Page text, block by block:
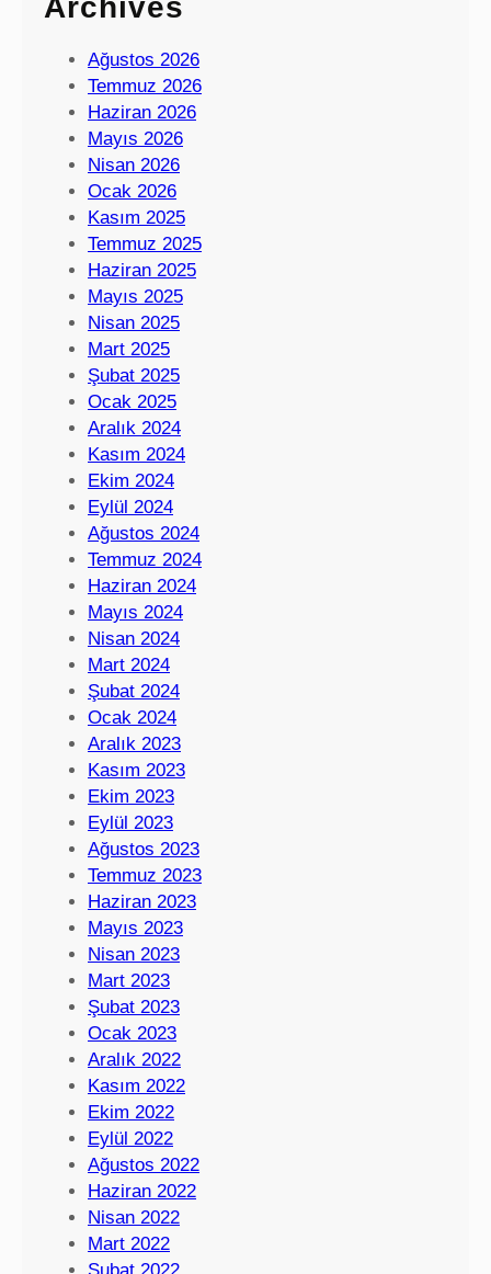
Archives
Ağustos 2026
Temmuz 2026
Haziran 2026
Mayıs 2026
Nisan 2026
Ocak 2026
Kasım 2025
Temmuz 2025
Haziran 2025
Mayıs 2025
Nisan 2025
Mart 2025
Şubat 2025
Ocak 2025
Aralık 2024
Kasım 2024
Ekim 2024
Eylül 2024
Ağustos 2024
Temmuz 2024
Haziran 2024
Mayıs 2024
Nisan 2024
Mart 2024
Şubat 2024
Ocak 2024
Aralık 2023
Kasım 2023
Ekim 2023
Eylül 2023
Ağustos 2023
Temmuz 2023
Haziran 2023
Mayıs 2023
Nisan 2023
Mart 2023
Şubat 2023
Ocak 2023
Aralık 2022
Kasım 2022
Ekim 2022
Eylül 2022
Ağustos 2022
Haziran 2022
Nisan 2022
Mart 2022